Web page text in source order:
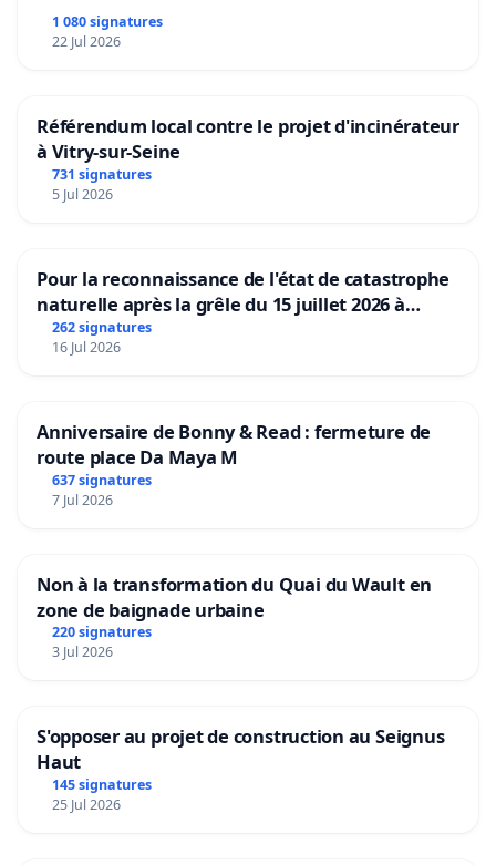
1 080 signatures
22 Jul 2026
Référendum local contre le projet d'incinérateur
à Vitry-sur-Seine
731 signatures
5 Jul 2026
Pour la reconnaissance de l'état de catastrophe
naturelle après la grêle du 15 juillet 2026 à
Aubenas et ses alentours
262 signatures
16 Jul 2026
Anniversaire de Bonny & Read : fermeture de
route place Da Maya M
637 signatures
7 Jul 2026
Non à la transformation du Quai du Wault en
zone de baignade urbaine
220 signatures
3 Jul 2026
S'opposer au projet de construction au Seignus
Haut
145 signatures
25 Jul 2026